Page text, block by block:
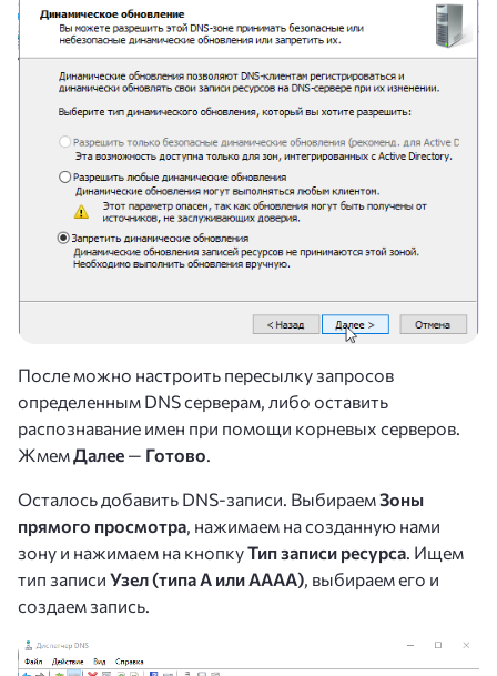
После можно настроить пересылку запросов
определенным DNS серверам, либо оставить
распознавание имен при помощи корневых серверов.
ЖмемДалее — Готово.
Осталось добавить DNS-записи. ВыбираемЗоны
прямого просмотра, нажимаем на созданную нами
зону и нажимаем на кнопкуТип записи ресурса. Ищем
тип записи Узел (типа А или АААА), выбираем его и
создаем запись.